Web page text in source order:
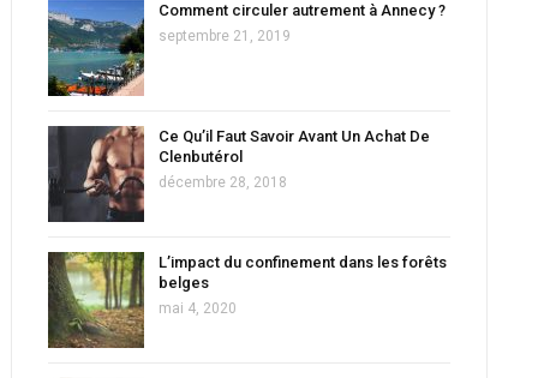
Comment circuler autrement à Annecy ?
septembre 21, 2019
Ce Qu’il Faut Savoir Avant Un Achat De
Clenbutérol
décembre 28, 2018
L’impact du confinement dans les forêts
belges
mai 4, 2020